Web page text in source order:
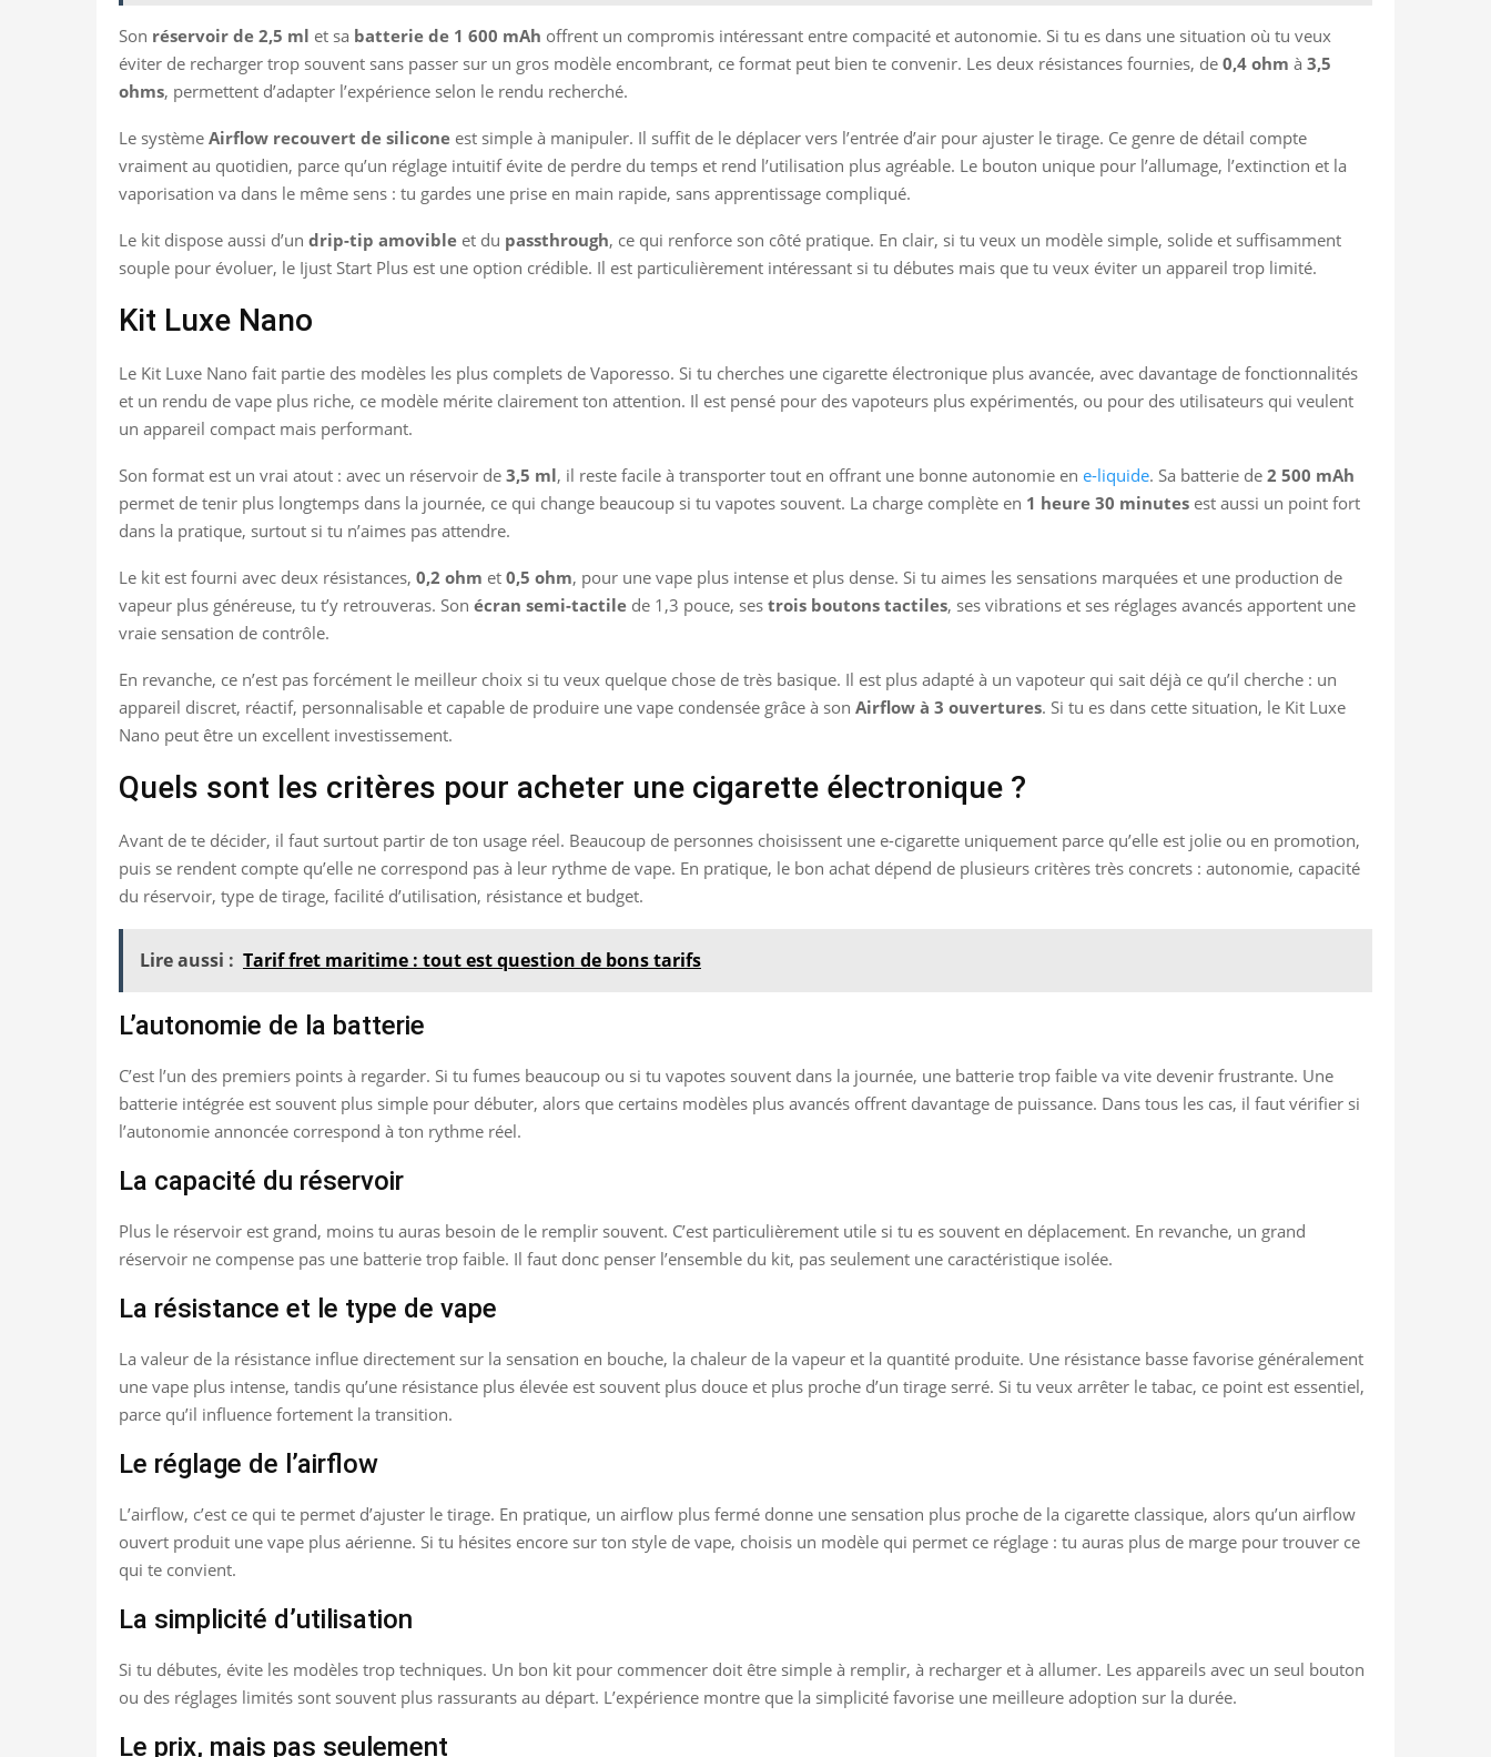
Son réservoir de 2,5 ml et sa batterie de 1 600 mAh offrent un compromis intéressant entre compacité et autonomie. Si tu es dans une situation où tu veux
éviter de recharger trop souvent sans passer sur un gros modèle encombrant, ce format peut bien te convenir. Les deux résistances fournies, de 0,4 ohm à 3,5
ohms, permettent d’adapter l’expérience selon le rendu recherché.
Le système Airflow recouvert de silicone est simple à manipuler. Il suffit de le déplacer vers l’entrée d’air pour ajuster le tirage. Ce genre de détail compte
vraiment au quotidien, parce qu’un réglage intuitif évite de perdre du temps et rend l’utilisation plus agréable. Le bouton unique pour l’allumage, l’extinction et la
vaporisation va dans le même sens : tu gardes une prise en main rapide, sans apprentissage compliqué.
Le kit dispose aussi d’un drip-tip amovible et du passthrough, ce qui renforce son côté pratique. En clair, si tu veux un modèle simple, solide et suffisamment
souple pour évoluer, le Ijust Start Plus est une option crédible. Il est particulièrement intéressant si tu débutes mais que tu veux éviter un appareil trop limité.
Kit Luxe Nano
Le Kit Luxe Nano fait partie des modèles les plus complets de Vaporesso. Si tu cherches une cigarette électronique plus avancée, avec davantage de fonctionnalités
et un rendu de vape plus riche, ce modèle mérite clairement ton attention. Il est pensé pour des vapoteurs plus expérimentés, ou pour des utilisateurs qui veulent
un appareil compact mais performant.
Son format est un vrai atout : avec un réservoir de 3,5 ml, il reste facile à transporter tout en offrant une bonne autonomie en e-liquide. Sa batterie de 2 500 mAh
permet de tenir plus longtemps dans la journée, ce qui change beaucoup si tu vapotes souvent. La charge complète en 1 heure 30 minutes est aussi un point fort
dans la pratique, surtout si tu n’aimes pas attendre.
Le kit est fourni avec deux résistances, 0,2 ohm et 0,5 ohm, pour une vape plus intense et plus dense. Si tu aimes les sensations marquées et une production de
vapeur plus généreuse, tu t’y retrouveras. Son écran semi-tactile de 1,3 pouce, ses trois boutons tactiles, ses vibrations et ses réglages avancés apportent une
vraie sensation de contrôle.
En revanche, ce n’est pas forcément le meilleur choix si tu veux quelque chose de très basique. Il est plus adapté à un vapoteur qui sait déjà ce qu’il cherche : un
appareil discret, réactif, personnalisable et capable de produire une vape condensée grâce à son Airflow à 3 ouvertures. Si tu es dans cette situation, le Kit Luxe
Nano peut être un excellent investissement.
Quels sont les critères pour acheter une cigarette électronique ?
Avant de te décider, il faut surtout partir de ton usage réel. Beaucoup de personnes choisissent une e-cigarette uniquement parce qu’elle est jolie ou en promotion,
puis se rendent compte qu’elle ne correspond pas à leur rythme de vape. En pratique, le bon achat dépend de plusieurs critères très concrets : autonomie, capacité
du réservoir, type de tirage, facilité d’utilisation, résistance et budget.
Lire aussi : Tarif fret maritime : tout est question de bons tarifs
L’autonomie de la batterie
C’est l’un des premiers points à regarder. Si tu fumes beaucoup ou si tu vapotes souvent dans la journée, une batterie trop faible va vite devenir frustrante. Une
batterie intégrée est souvent plus simple pour débuter, alors que certains modèles plus avancés offrent davantage de puissance. Dans tous les cas, il faut vérifier si
l’autonomie annoncée correspond à ton rythme réel.
La capacité du réservoir
Plus le réservoir est grand, moins tu auras besoin de le remplir souvent. C’est particulièrement utile si tu es souvent en déplacement. En revanche, un grand
réservoir ne compense pas une batterie trop faible. Il faut donc penser l’ensemble du kit, pas seulement une caractéristique isolée.
La résistance et le type de vape
La valeur de la résistance influe directement sur la sensation en bouche, la chaleur de la vapeur et la quantité produite. Une résistance basse favorise généralement
une vape plus intense, tandis qu’une résistance plus élevée est souvent plus douce et plus proche d’un tirage serré. Si tu veux arrêter le tabac, ce point est essentiel,
parce qu’il influence fortement la transition.
Le réglage de l’airflow
L’airflow, c’est ce qui te permet d’ajuster le tirage. En pratique, un airflow plus fermé donne une sensation plus proche de la cigarette classique, alors qu’un airflow
ouvert produit une vape plus aérienne. Si tu hésites encore sur ton style de vape, choisis un modèle qui permet ce réglage : tu auras plus de marge pour trouver ce
qui te convient.
La simplicité d’utilisation
Si tu débutes, évite les modèles trop techniques. Un bon kit pour commencer doit être simple à remplir, à recharger et à allumer. Les appareils avec un seul bouton
ou des réglages limités sont souvent plus rassurants au départ. L’expérience montre que la simplicité favorise une meilleure adoption sur la durée.
Le prix, mais pas seulement